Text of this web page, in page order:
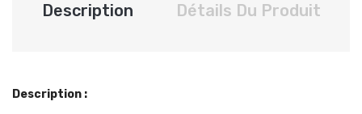
Description Détails Du Produit
Description :